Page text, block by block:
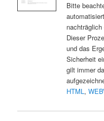
Bitte
Dieser
und das
Sicherheit
gilt immer
HTML,